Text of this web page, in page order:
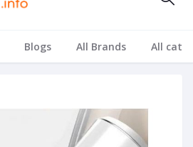
Blogs All Brands All